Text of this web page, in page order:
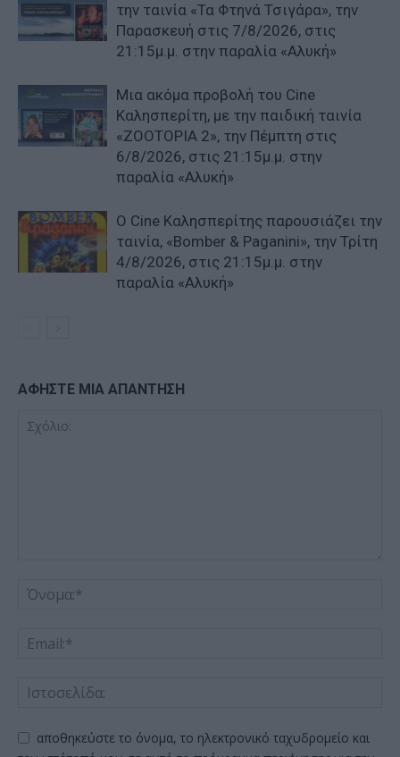
την ταινία «Τα Φτηνά Τσιγάρα», την
Παρασκευή στις 7/8/2026, στις
21:15μ.μ. στην παραλία «Αλυκή»
Μια ακόμα προβολή του Cine
Καλησπερίτη, με την παιδική ταινία
«ZOOTOPIA 2», την Πέμπτη στις
6/8/2026, στις 21:15μ.μ. στην
παραλία «Αλυκή»
Ο Cine Καλησπερίτης παρουσιάζει την
ταινία, «Bomber & Paganini», την Τρίτη
4/8/2026, στις 21:15μ.μ. στην
παραλία «Αλυκή»
ΑΦΗΣΤΕ ΜΙΑ ΑΠΑΝΤΗΣΗ
αποθηκεύστε το όνομα, το ηλεκτρονικό ταχυδρομείο και